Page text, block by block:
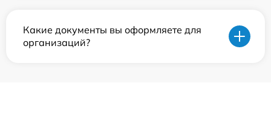
Какие документы вы оформляете для
организаций?